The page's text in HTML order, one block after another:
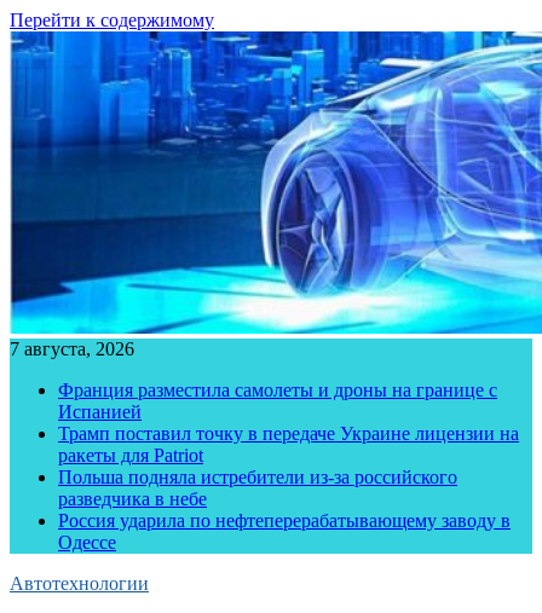
Перейти к содержимому
7 августа, 2026
Франция разместила самолеты и дроны на границе с
Испанией
Трамп поставил точку в передаче Украине лицензии на
ракеты для Patriot
Польша подняла истребители из-за российского
разведчика в небе
Россия ударила по нефтеперерабатывающему заводу в
Одессе
Автотехнологии